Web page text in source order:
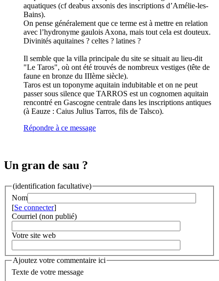
aquatiques (cf deabus axsonis des inscriptions d’Amélie-les-
Bains).
On pense généralement que ce terme est à mettre en relation
avec l’hydronyme gaulois Axona, mais tout cela est douteux.
Divinités aquitaines ? celtes ? latines ?
Il semble que la villa principale du site se situait au lieu-dit
"Le Taros", où ont été trouvés de nombreux vestiges (tête de
faune en bronze du IIIème siècle).
Taros est un toponyme aquitain indubitable et on ne peut
passer sous silence que TARROS est un cognomen aquitain
rencontré en Gascogne centrale dans les inscriptions antiques
(à Eauze : Caius Julius Tarros, fils de Talsco).
Répondre à ce message
Un gran de sau ?
(identification facultative)
Nom
[Se connecter]
Courriel (non publié)
Votre site web
Ajoutez votre commentaire ici
Texte de votre message